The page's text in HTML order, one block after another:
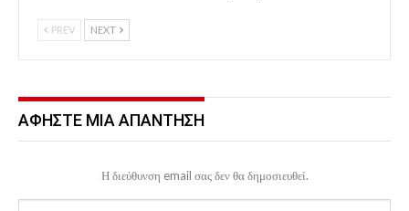
PREV NEXT
ΑΦΉΣΤΕ ΜΙΑ ΑΠΆΝΤΗΣΗ
Η διεύθυνση email σας δεν θα δημοσιευθεί.